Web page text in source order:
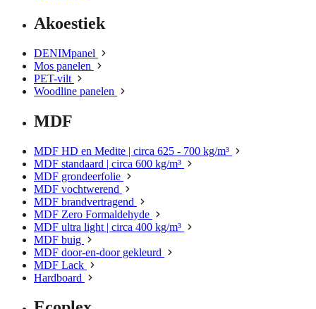
Akoestiek
DENIMpanel
Mos panelen
PET-vilt
Woodline panelen
MDF
MDF HD en Medite | circa 625 - 700 kg/m³
MDF standaard | circa 600 kg/m³
MDF grondeerfolie
MDF vochtwerend
MDF brandvertragend
MDF Zero Formaldehyde
MDF ultra light | circa 400 kg/m³
MDF buig
MDF door-en-door gekleurd
MDF Lack
Hardboard